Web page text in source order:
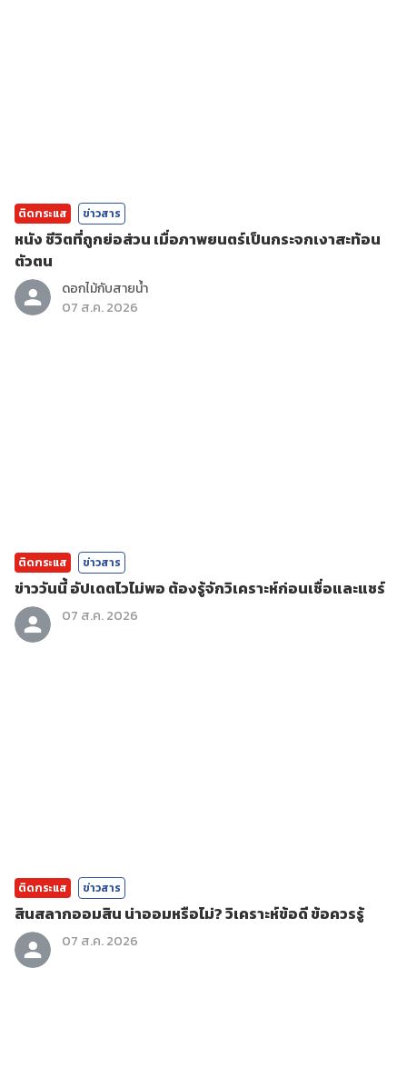
ติดกระแส ข่าวสาร
หนัง ชีวิตที่ถูกย่อส่วน เมื่อภาพยนตร์เป็นกระจกเงาสะท้อน
ตัวตน
ดอกไม้กับสายน้ำ
07 ส.ค. 2026
ติดกระแส ข่าวสาร
ข่าววันนี้ อัปเดตไวไม่พอ ต้องรู้จักวิเคราะห์ก่อนเชื่อและแชร์
07 ส.ค. 2026
ติดกระแส ข่าวสาร
สินสลากออมสิน น่าออมหรือไม่? วิเคราะห์ข้อดี ข้อควรรู้
07 ส.ค. 2026